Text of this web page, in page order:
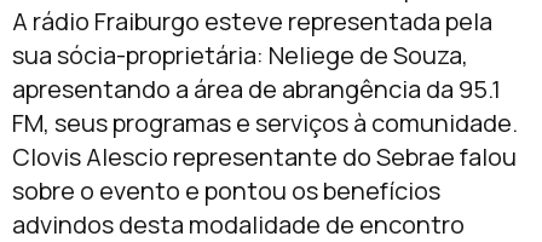
A rádio Fraiburgo esteve representada pela
sua sócia-proprietária: Neliege de Souza,
apresentando a área de abrangência da 95.1
FM, seus programas e serviços à comunidade.
Clovis Alescio representante do Sebrae falou
sobre o evento e pontou os benefícios
advindos desta modalidade de encontro